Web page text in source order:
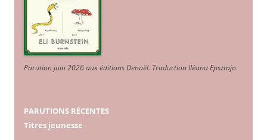
Parution juin 2026 aux éditions Denoël. Traduction Iléana Epsztajn.
PARUTIONS RÉCENTES
Titres jeunesse